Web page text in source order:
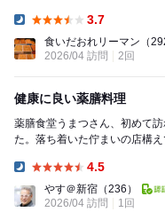
3.7
食いだおれリーマン （
2026/04 訪問
2回
健康に良い薬膳料理
薬膳食堂うまつさん、初めて
た。落ち着いた佇まいの店構
4.5
やす＠新宿 （236）
2026/04 訪問
1回